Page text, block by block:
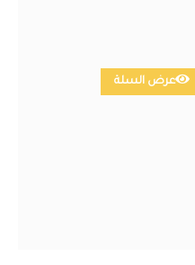
عرض السلة